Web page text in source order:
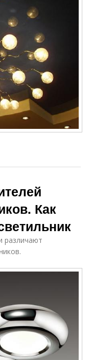
Как
различают